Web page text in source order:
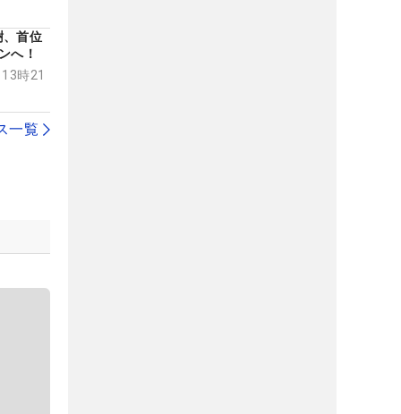
、首位
へ！
時21
一覧